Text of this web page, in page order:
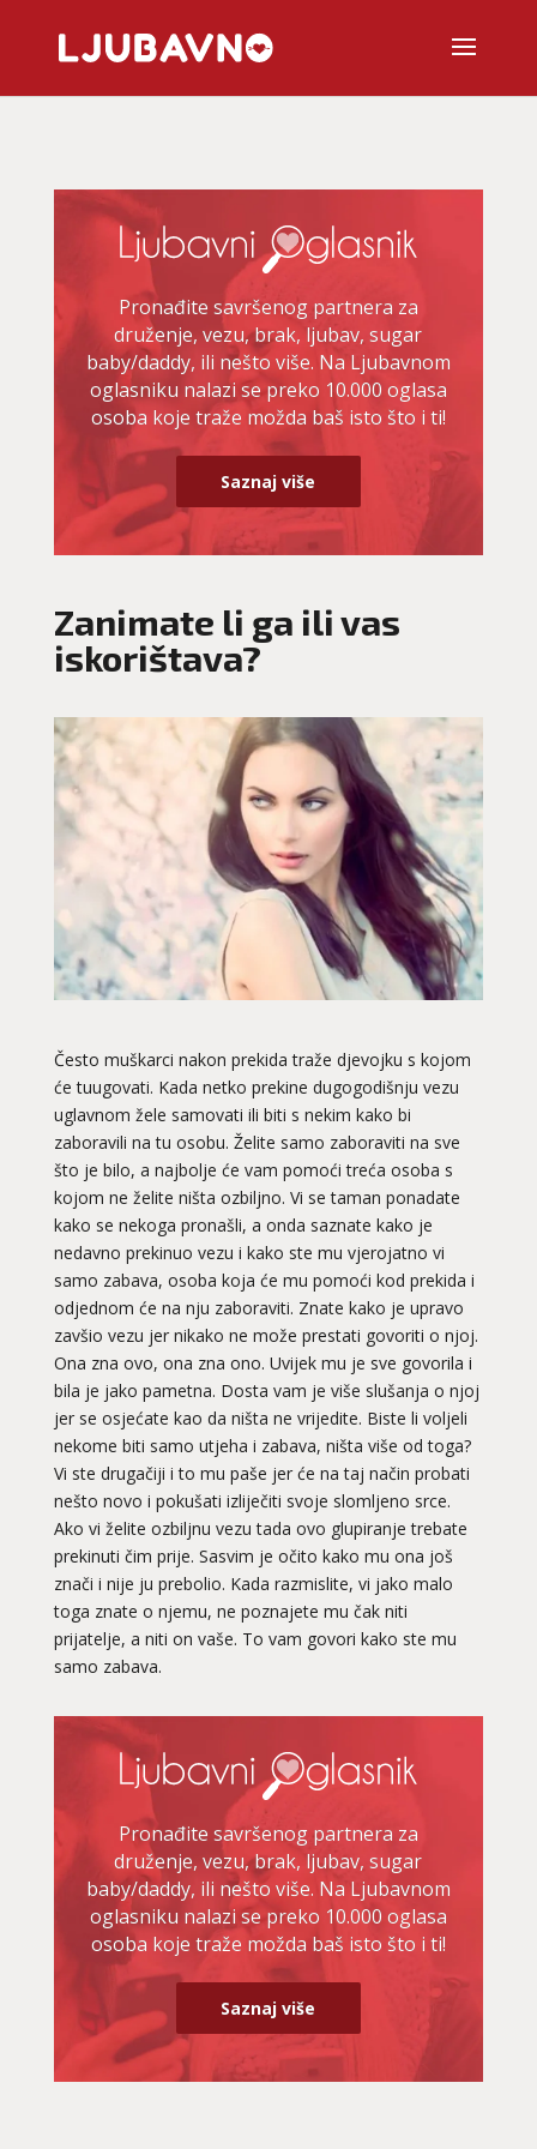
Pronađite savršenog partnera za
druženje, vezu, brak, ljubav, sugar
baby/daddy, ili nešto više. Na Ljubavnom
oglasniku nalazi se preko 10.000 oglasa
osoba koje traže možda baš isto što i ti!
Saznaj više
Zanimate li ga ili vas
iskorištava?
Često muškarci nakon prekida traže djevojku s kojom
će tuugovati. Kada netko prekine dugogodišnju vezu
uglavnom žele samovati ili biti s nekim kako bi
zaboravili na tu osobu. Želite samo zaboraviti na sve
što je bilo, a najbolje će vam pomoći treća osoba s
kojom ne želite ništa ozbiljno. Vi se taman ponadate
kako se nekoga pronašli, a onda saznate kako je
nedavno prekinuo vezu i kako ste mu vjerojatno vi
samo zabava, osoba koja će mu pomoći kod prekida i
odjednom će na nju zaboraviti. Znate kako je upravo
zavšio vezu jer nikako ne može prestati govoriti o njoj.
Ona zna ovo, ona zna ono. Uvijek mu je sve govorila i
bila je jako pametna. Dosta vam je više slušanja o njoj
jer se osjećate kao da ništa ne vrijedite. Biste li voljeli
nekome biti samo utjeha i zabava, ništa više od toga?
Vi ste drugačiji i to mu paše jer će na taj način probati
nešto novo i pokušati izliječiti svoje slomljeno srce.
Ako vi želite ozbiljnu vezu tada ovo glupiranje trebate
prekinuti čim prije. Sasvim je očito kako mu ona još
znači i nije ju prebolio. Kada razmislite, vi jako malo
toga znate o njemu, ne poznajete mu čak niti
prijatelje, a niti on vaše. To vam govori kako ste mu
samo zabava.
Pronađite savršenog partnera za
druženje, vezu, brak, ljubav, sugar
baby/daddy, ili nešto više. Na Ljubavnom
oglasniku nalazi se preko 10.000 oglasa
osoba koje traže možda baš isto što i ti!
Saznaj više